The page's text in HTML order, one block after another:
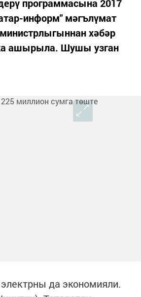
программасына 2017
информ" мәгълүмат
хәбәр
ашырыла. Шушы узган
да экономияли.